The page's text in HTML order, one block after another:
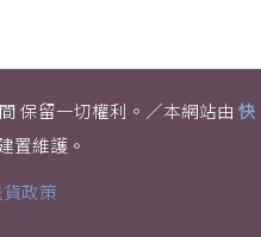
保留一切權利。／本網站由 快
置維護。
政策